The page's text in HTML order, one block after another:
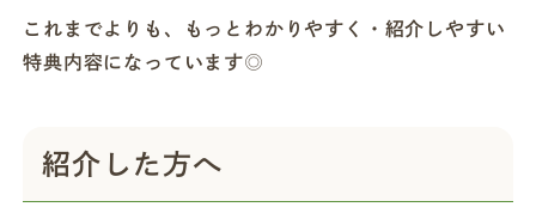
法人・ビジネスの方へ
モグモマガジン
これまでよりも、もっとわかりやすく・紹介しやすい
特典内容になっています◎
紹介した方へ